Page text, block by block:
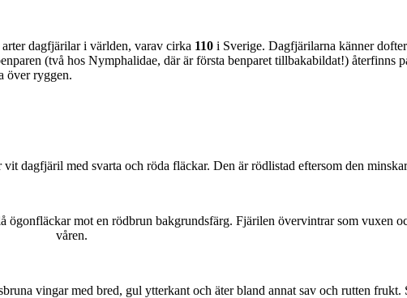
arter dagfjärilar i världen, varav cirka 110 i Sverige. Dagfjärilarna känner
(två hos Nymphalidae, där är första benparet tillbakabildat!) återfinns
över ryggen.
dagfjäril med svarta och röda fläckar. Den är rödlistad eftersom den
mot en rödbrun bakgrundsfärg. Fjärilen övervintrar som vuxen
våren.
vingar med bred, gul ytterkant och äter bland annat sav och rutten frukt.